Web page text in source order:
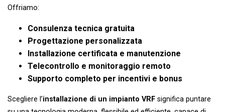
Offriamo:
Consulenza tecnica gratuita
Progettazione personalizzata
Installazione certificata e manutenzione
Telecontrollo e monitoraggio remoto
Supporto completo per incentivi e bonus
Scegliere l’installazione di un impianto VRF significa puntare